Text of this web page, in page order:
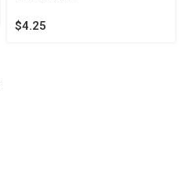
$4.25